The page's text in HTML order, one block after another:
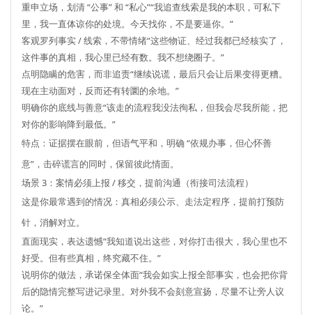
重申立场，划清 “公事” 和 “私心”“我追查线索是我的本职，可私下
里，我一直体谅你的处境。今天找你，不是要逼你。”
客观罗列事实 / 线索，不带情绪“这些物证、经过我都已经核实了，
这件事的真相，我心里已经有数。我不想绕圈子。”
点明隐瞒的危害，而非追责“继续说谎，最后只会让后果变得更糟。
现在主动面对，反而还有转圜的余地。”
明确你的底线与善意“该走的流程我没法徇私，但我会尽我所能，把
对你的影响降到最低。”
特点 ：证据摆在眼前，但语气平和，明确 “依规办事，但心怀善
意”，击碎谎言的同时，保留彼此情面。
场景 3：案情必须上报 / 移交，提前沟通（衔接司法流程）
这是你最常遇到的情况：真相必须公示、走法定程序，提前打预防
针，消解对立。
直面现实，表达遗憾“我知道说出这些，对你打击很大，我心里也不
好受。但有些真相，终究藏不住。”
说明你的做法，承诺保全体面“我会如实上报全部事实，也会把你背
后的隐情完整写进记录里。对外我不会刻意宣扬，尽量不让旁人议
论。”